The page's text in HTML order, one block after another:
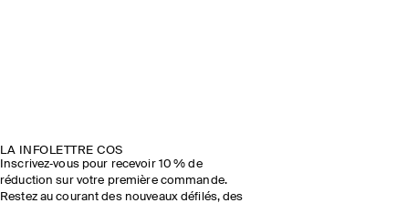
LA INFOLETTRE COS
Inscrivez‑vous pour recevoir 10 % de
réduction sur votre première commande.
Restez au courant des nouveaux défilés, des